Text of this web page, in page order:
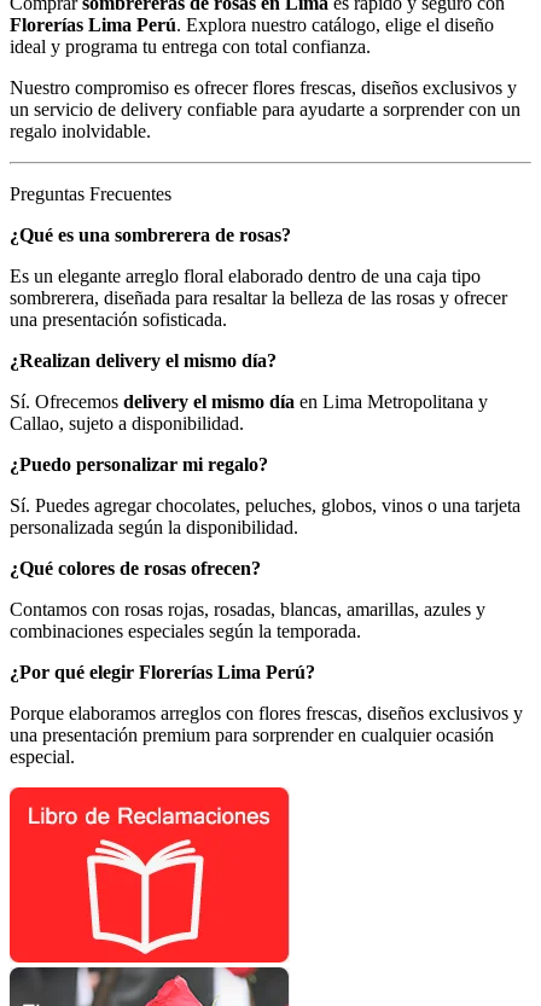
Florerías Lima Perú. Explora nuestro catálogo, elige el diseño
ideal y programa tu entrega con total confianza.
Nuestro compromiso es ofrecer flores frescas, diseños exclusivos y
un servicio de delivery confiable para ayudarte a sorprender con un
regalo inolvidable.
Preguntas Frecuentes
¿Qué es una sombrerera de rosas?
Es un elegante arreglo floral elaborado dentro de una caja tipo
sombrerera, diseñada para resaltar la belleza de las rosas y ofrecer
una presentación sofisticada.
¿Realizan delivery el mismo día?
Sí. Ofrecemos delivery el mismo día en Lima Metropolitana y
Callao, sujeto a disponibilidad.
¿Puedo personalizar mi regalo?
Sí. Puedes agregar chocolates, peluches, globos, vinos o una tarjeta
personalizada según la disponibilidad.
¿Qué colores de rosas ofrecen?
Contamos con rosas rojas, rosadas, blancas, amarillas, azules y
combinaciones especiales según la temporada.
¿Por qué elegir Florerías Lima Perú?
Porque elaboramos arreglos con flores frescas, diseños exclusivos y
una presentación premium para sorprender en cualquier ocasión
especial.